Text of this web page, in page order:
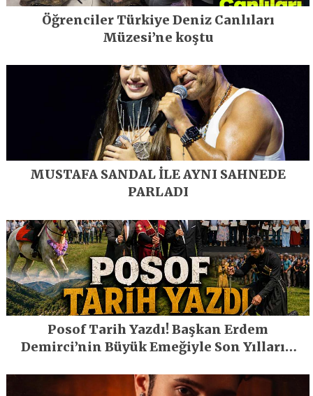
Öğrenciler Türkiye Deniz Canlıları
Müzesi’ne koştu
MUSTAFA SANDAL İLE AYNI SAHNEDE
PARLADI
Posof Tarih Yazdı! Başkan Erdem
Demirci’nin Büyük Emeğiyle Son Yılların